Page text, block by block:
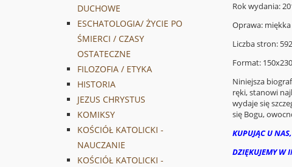
DUCHOWE
ESCHATOLOGIA/ ŻYCIE PO
ŚMIERCI / CZASY
OSTATECZNE
FILOZOFIA / ETYKA
HISTORIA
JEZUS CHRYSTUS
KOMIKSY
KOŚCIÓŁ KATOLICKI -
NAUCZANIE
KOŚCIÓŁ KATOLICKI -
Rok wydania:
Oprawa:
Liczba stron: 592
Format:
Niniejsza
ręki, stanowi
wydaje się
się Bogu,
KUPUJĄC U
DZIĘKUJEMY W